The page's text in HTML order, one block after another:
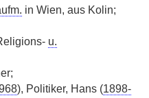
in Wien, aus Kolin;
u.
), Politiker, Hans (1898-